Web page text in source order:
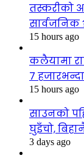
तस्करीको
सार्वजनिक
15 hours ago
कलैयामा
७
15 hours ago
साउनको
घुइँचो,
3 days ago